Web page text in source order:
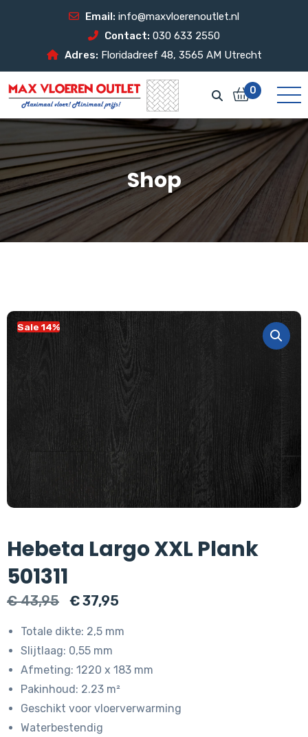
Email: info@maxvloerenoutlet.nl
Contact: 030 633 2550
Adres: Floridadreef 48, 3565 AM Utrecht
0
Shop
Sale 14%
Hebeta Largo XXL Plank
501311
€43,95
Oorspronkelijke
€ 43,95.
€37,95
€ 37,95.
Totale dikte: 2,5 mm
Slijtlaag: 0,55 mm
Afmeting: 1220 x 183 mm
Pakinhoud: 2.23 m²
Geschikt voor vloerverwarming
Waterbestendig